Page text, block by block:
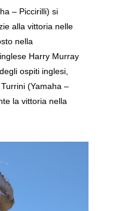
– Piccirilli) si
alla vittoria nelle
nella
Harry Murray
ospiti inglesi,
(Yamaha –
la vittoria nella